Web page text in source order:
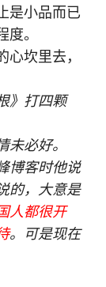
是小品而已
。
坎里去，
》打四颗
必好。
博客时他说
的，大意是
人都很开
。可是现在